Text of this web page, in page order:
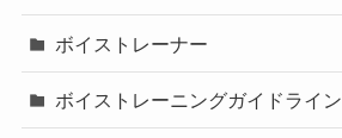
ボイストレーナー
ボイストレーニングガイドライン